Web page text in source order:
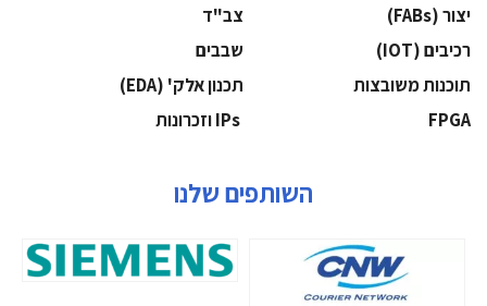
‫יצור (‪(FABs‬‬
‫צב"ד‬
‫רכיבים‬ (IOT)
‫שבבים‬
‫תוכנות משובצות‬
‫תכנון אלק' (‪(EDA‬‬
‫‪FPGA‬‬
השותפים שלנו